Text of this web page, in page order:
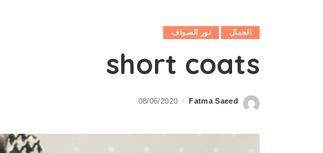
الجمال نور الصواف
short coats
Posted
Fatma Saeed
08/06/2020